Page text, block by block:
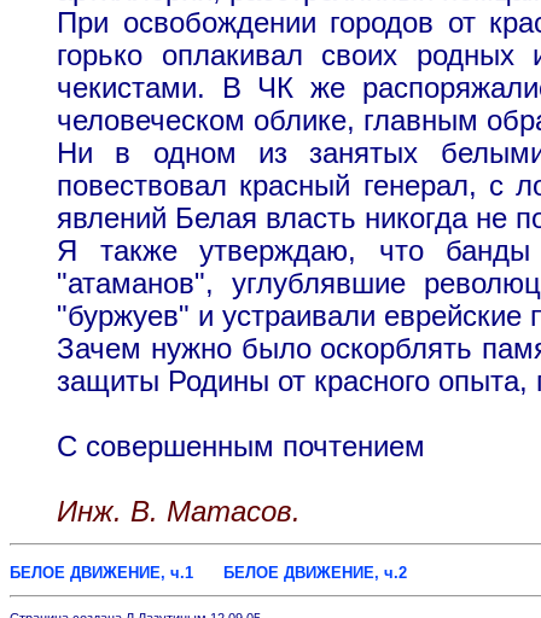
При освобождении городов от
горько оплакивал своих
чекистами. В ЧК же
человеческом облике, главным
Ни в одном из занятых
повествовал красный генерал, с
явлений Белая власть никогда не
Я также утверждаю, что
"атаманов", углублявшие
"буржуев" и устраивали еврейские
Зачем нужно было оскорблять
защиты Родины от красного опыта,
С совершенным почтением
Инж. В. Матасов.
БЕЛОЕ ДВИЖЕНИЕ, ч.1 БЕЛОЕ ДВИЖЕНИЕ, ч.2